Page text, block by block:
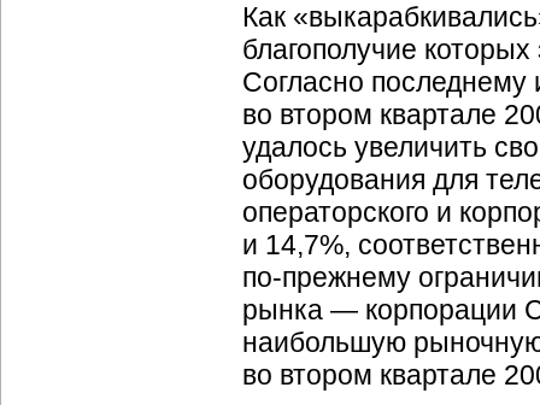
Как
благополучие
Согласно
во втором квартале
удалось увеличить
оборудования для
операторского и
и 14,7%,
по-прежнему
рынка — корпорации
наибольшую
во втором квартале